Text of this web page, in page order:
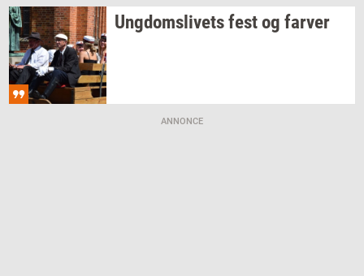
Ung­doms­li­vetsfest og far­ver
ANNONCE